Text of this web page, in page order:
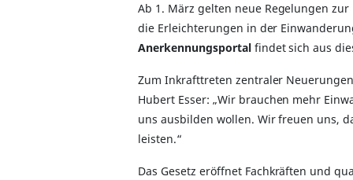
Ab 1. März gelten neue Regelungen zur
die Erleichterungen in der
Anerkennungsportalfindet sich aus
Zum Inkrafttreten zentraler
Hubert Esser: „Wir brauchen mehr
uns ausbilden wollen. Wir freuen uns,
leisten.“
Das Gesetz eröffnet Fachkräften und